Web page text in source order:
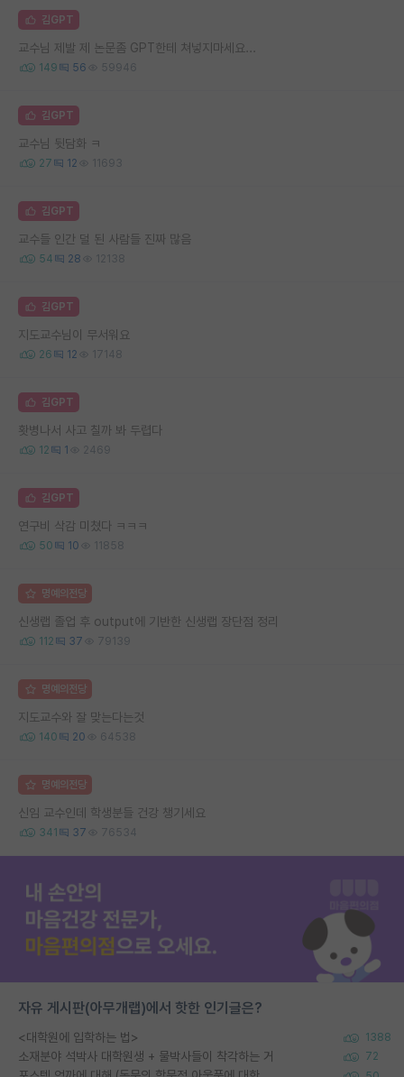
김GPT
교수님 제발 제 논문좀 GPT한테 쳐넣지마세요...
149 56 59946
김GPT
교수님 뒷담화 ㅋ
27 12 11693
김GPT
교수들 인간 덜 된 사람들 진짜 많음
54 28 12138
김GPT
지도교수님이 무서워요
26 12 17148
김GPT
홧병나서 사고 칠까 봐 두렵다
12 1 2469
김GPT
연구비 삭감 미쳤다 ㅋㅋㅋ
50 10 11858
명예의전당
신생랩 졸업 후 output에 기반한 신생랩 장단점 정리
112 37 79139
명예의전당
지도교수와 잘 맞는다는것
140 20 64538
명예의전당
신임 교수인데 학생분들 건강 챙기세요
341 37 76534
자유 게시판(아무개랩)에서 핫한 인기글은?
<대학원에 입학하는 법> 1388
소재분야 석박사 대학원생 + 물박사들이 착각하는 거 72